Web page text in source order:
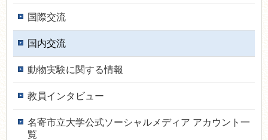
国際交流
国内交流
動物実験に関する情報
教員インタ­ビュー
名寄市立大学公式ソーシャルメディア アカウント一
覧